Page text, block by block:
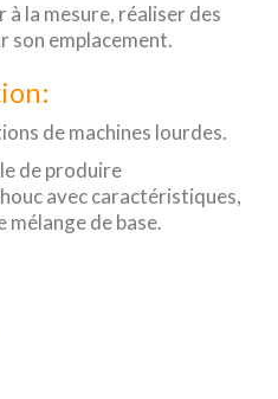
à la mesure, réaliser des
son emplacement.
de machines lourdes.
de produire
avec caractéristiques,
de base.